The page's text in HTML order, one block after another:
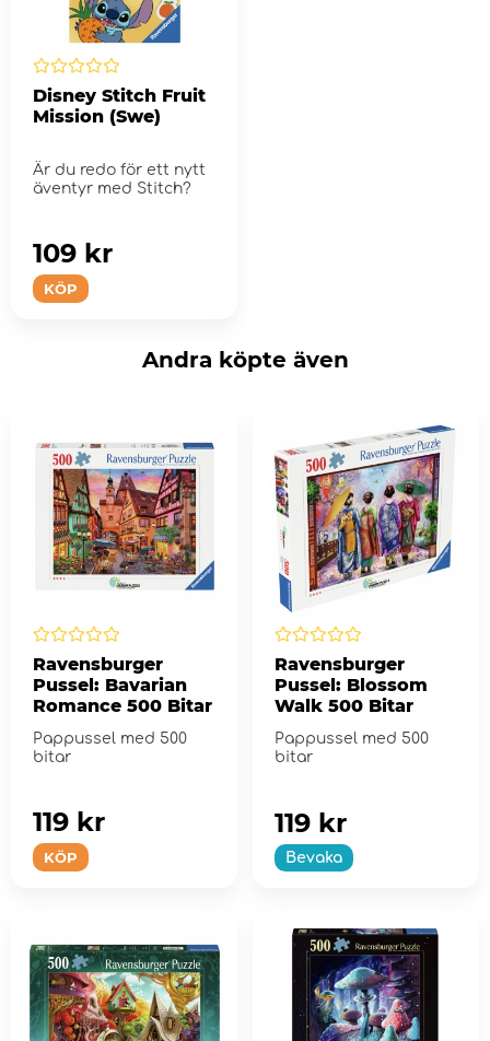
Disney Stitch Fruit
Mission (Swe)
Är du redo för ett nytt
äventyr med Stitch?
KÖP
109 kr
Andra köpte även
Ravensburger
Pussel: Bavarian
Romance 500 Bitar
Pappussel med 500
bitar
KÖP
119 kr
Ravensburger
Pussel: Blossom
Walk 500 Bitar
Pappussel med 500
bitar
Bevaka
119 kr